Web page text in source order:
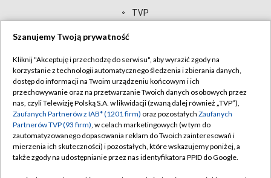
TVP
Abonament TVP
Biuro Reklamy
Oferta Handlowa
Telegazeta ogłoszenia
Emisja w TVP
Rada Programowa
Regulamin TVP
Moje zgody
Biuro reklamy
Kontakt
Kanały
©2026 Telewizja Polska Spółka Akcyjna w likwidacji
Szanujemy Twoją prywatność
Kliknij "Akceptuję i przechodzę do serwisu", aby wyrazić zgody na
korzystanie z technologii automatycznego śledzenia i zbierania danych,
dostęp do informacji na Twoim urządzeniu końcowym i ich
przechowywanie oraz na przetwarzanie Twoich danych osobowych przez
nas, czyli Telewizję Polską S.A. w likwidacji (zwaną dalej również „TVP”),
Zaufanych Partnerów z IAB* (1201 firm) oraz pozostałych Zaufanych
Partnerów TVP (93 firm), w celach marketingowych (w tym do
zautomatyzowanego dopasowania reklam do Twoich zainteresowań i
mierzenia ich skuteczności) i pozostałych, które wskazujemy poniżej, a
także zgody na udostępnianie przez nas identyfikatora PPID do Google.